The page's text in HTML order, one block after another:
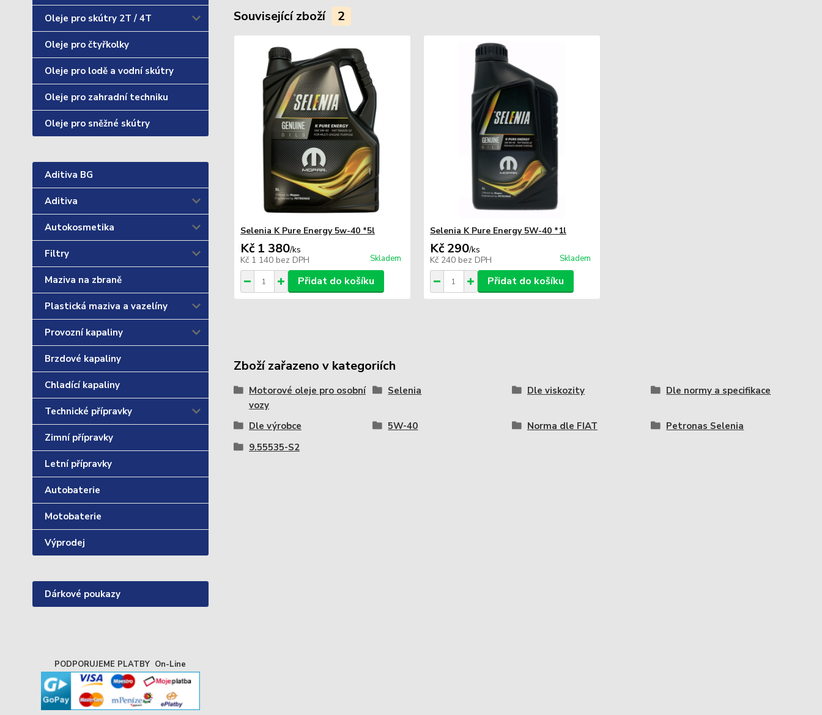
Oleje pro skútry 2T / 4T
Oleje pro čtyřkolky
Oleje pro lodě a vodní skútry
Oleje pro zahradní techniku
Oleje pro sněžné skútry
Aditiva BG
Aditiva
Autokosmetika
Filtry
Maziva na zbraně
Plastická maziva a vazelíny
Provozní kapaliny
Brzdové kapaliny
Chladící kapaliny
Technické přípravky
Zimní přípravky
Letní přípravky
Autobaterie
Motobaterie
Výprodej
Dárkové poukazy
PODPORUJEME PLATBY On-Line
Související zboží 2
Selenia K Pure Energy 5w-40 *5l
Kč 1 380/ks
Kč 1 140 bez DPH Skladem
Přidat do košíku
Selenia K Pure Energy 5W-40 *1l
Kč 290/ks
Kč 240 bez DPH Skladem
Přidat do košíku
Zboží zařazeno v kategoriích
Motorové oleje pro osobní
vozy
Selenia Dle viskozity Dle normy a specifikace
Dle výrobce 5W-40 Norma dle FIAT
Petronas Selenia
9.55535-S2